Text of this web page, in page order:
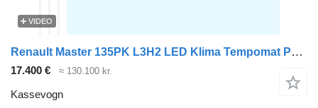
VIDEO
Renault Master 135PK L3H2 LED Klima Tempomat Parkensensoren Euro6 L3 A/C
17.400 € ≈ 130.100 kr.
Kassevogn